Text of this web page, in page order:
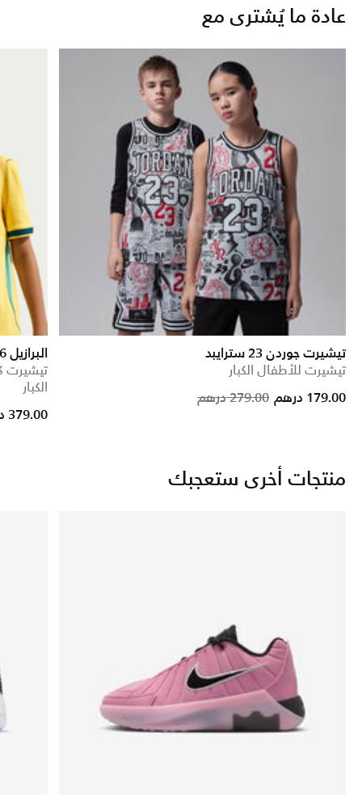
عادة ما يُشترى مع
تيشيرت جوردن 23 سترايبد
تيشيرت للأطفال الكبار
Price
279.00 درهم to
179.00 درهم
البرازيل 27/2026 ماتش الأساسي
تيشيرت
الكبار
379.00 درهم
منتجات أخرى ستعجبك